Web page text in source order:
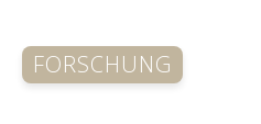
FORSCHUNG